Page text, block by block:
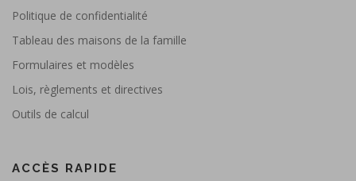
Politique de confidentialité
Tableau des maisons de la famille
Formulaires et modèles
Lois, règlements et directives
Outils de calcul
ACCÈS RAPIDE